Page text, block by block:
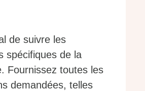
de suivre les
spécifiques de la
Fournissez toutes les
demandées, telles